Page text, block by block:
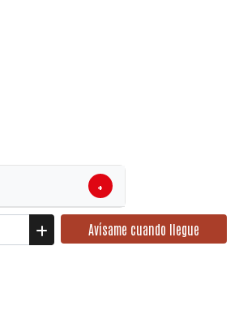
+
Avísame cuando llegue